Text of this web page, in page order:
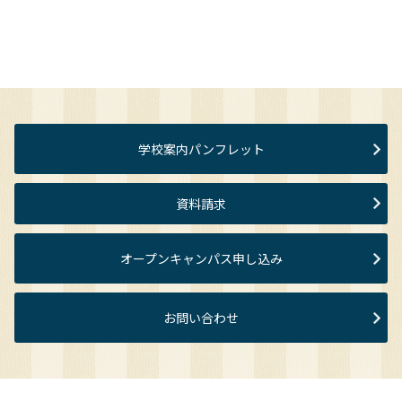
学校案内パンフレット
資料請求
オープンキャンパス申し込み
お問い合わせ